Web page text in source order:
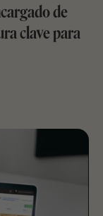
de
clave para